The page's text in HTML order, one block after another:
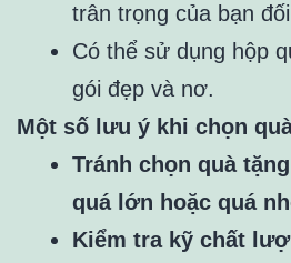
trân trọng của bạn
Có thể sử dụng hộp
gói đẹp và nơ.
Một số lưu ý khi chọn
Tránh chọn quà
quá lớn hoặc quá
Kiểm tra kỹ chất